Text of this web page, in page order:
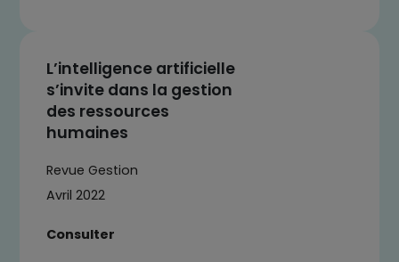
L’intelligence artificielle
s’invite dans la gestion
des ressources
humaines
Revue Gestion
Avril 2022
Consulter